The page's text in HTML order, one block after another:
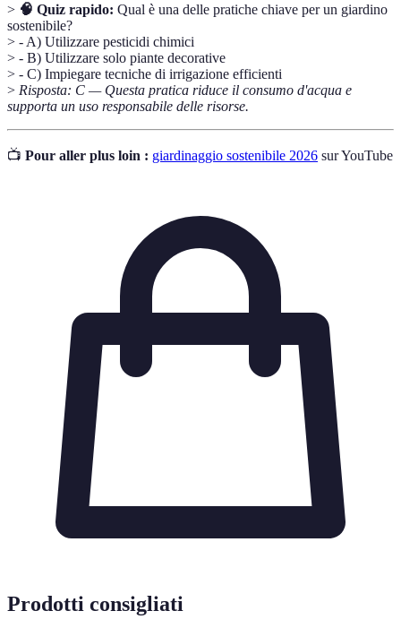
> 🧠 Quiz rapido: Qual è una delle pratiche chiave per un giardino
sostenibile?
> - A) Utilizzare pesticidi chimici
> - B) Utilizzare solo piante decorative
> - C) Impiegare tecniche di irrigazione efficienti
> Risposta: C — Questa pratica riduce il consumo d'acqua e
supporta un uso responsabile delle risorse.
📺 Pour aller plus loin : giardinaggio sostenibile 2026 sur YouTube
Prodotti consigliati